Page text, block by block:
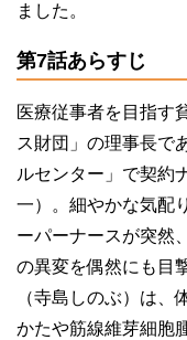
ました。
第7話あらすじ
医療従事者を目指す
ス財団」の理事長で
ルセンター」で契約
一）。細やかな気配
ーパーナースが突然
の異変を偶然にも目
（寺島しのぶ）は
かたや筋線維芽細胞